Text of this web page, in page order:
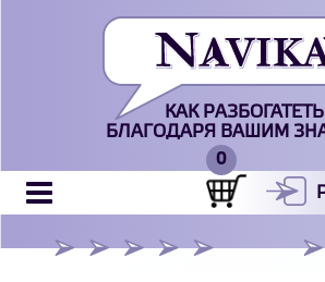
КАК РАЗБОГАТЕТЬ
БЛАГОДАРЯ ВАШИМ